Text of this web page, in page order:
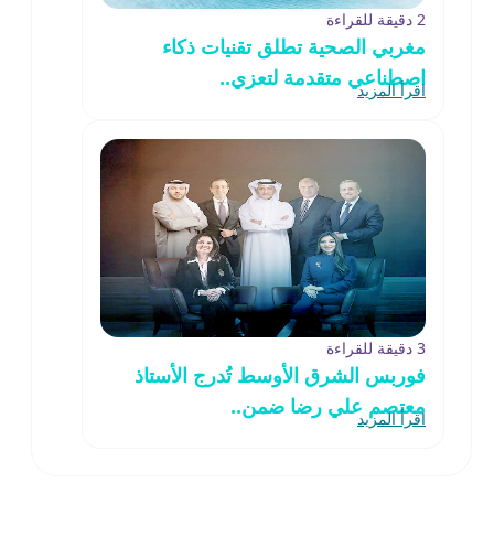
2 دقيقة للقراءة
مغربي الصحية تطلق تقنيات ذكاء
اصطناعي متقدمة لتعزي..
اقرأ المزيد
3 دقيقة للقراءة
فوربس الشرق الأوسط تُدرج الأستاذ
معتصم علي رضا ضمن..
اقرأ المزيد